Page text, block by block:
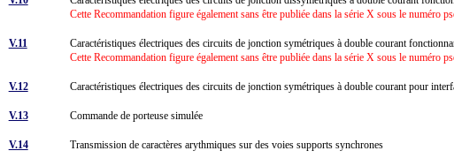
Cette Recommandation figure également sans être publiée dans la série X sous le numéro
V.11
Caractéristiques électriques des circuits de jonction symétriques à double courant
Cette Recommandation figure également sans être publiée dans la série X sous le numéro
V.12 Caractéristiques électriques des circuits de jonction symétriques à double courant pour
V.13 Commande de porteuse simulée
V.14 Transmission de caractères arythmiques sur des voies supports synchrones